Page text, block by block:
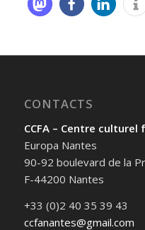
CONTACTS
CCFA – Centre
Europa Nantes
90-92 boulevard de la
F-44200 Nantes
+33 (0)2 40 35 39 43
ccfanantes@gmail.com